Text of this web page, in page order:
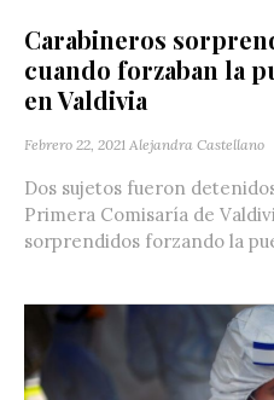
Carabineros
cuando forzaban la
en Valdivia
Febrero 22, 2021 Alejandra Castellano
Dos sujetos fueron
Primera Comisaría de
sorprendidos forzando la